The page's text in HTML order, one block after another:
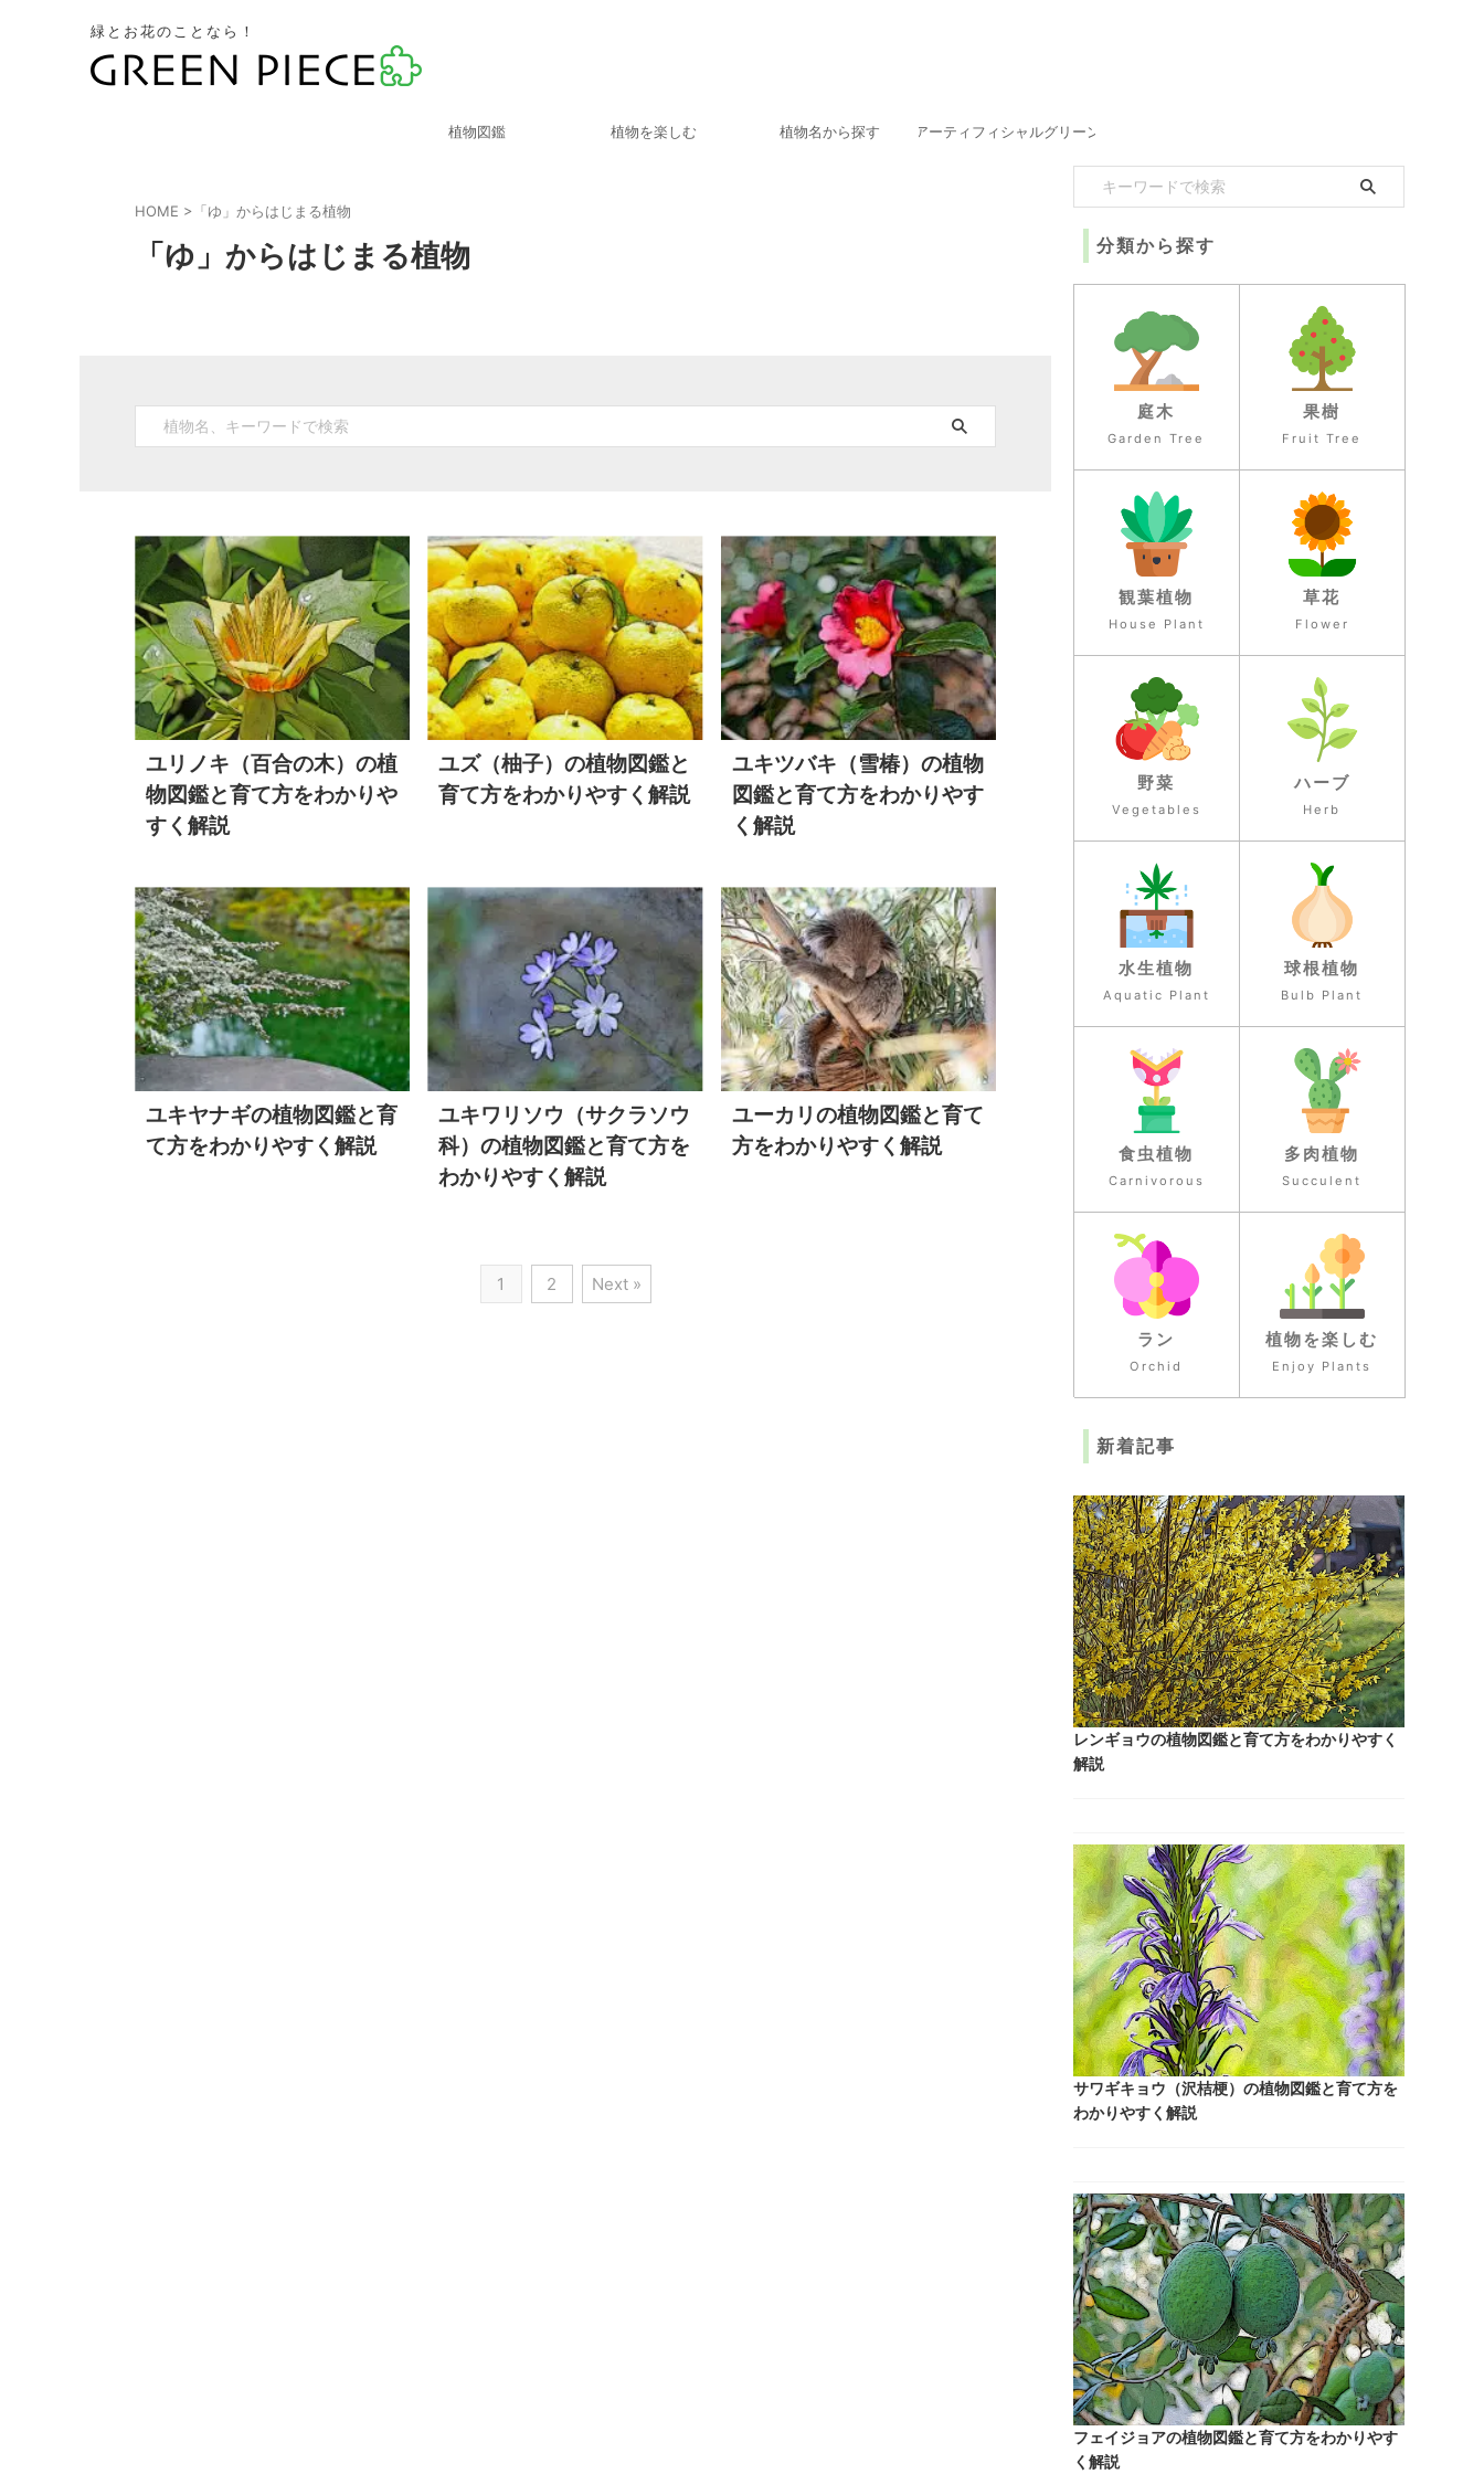
緑とお花のことなら！
植物図鑑 植物を楽しむ 植物名から探す アーティフィシャルグリーン
HOME > 「ゆ」からはじまる植物
「ゆ」からはじまる植物
ユリノキ（百合の木）の植
物図鑑と育て方をわかりや
すく解説
ユズ（柚子）の植物図鑑と
育て方をわかりやすく解説
ユキツバキ（雪椿）の植物
図鑑と育て方をわかりやす
く解説
ユキヤナギの植物図鑑と育
て方をわかりやすく解説
ユキワリソウ（サクラソウ
科）の植物図鑑と育て方を
わかりやすく解説
ユーカリの植物図鑑と育て
方をわかりやすく解説
1 2 Next »
分類から探す
庭木
Garden Tree
果樹
Fruit Tree
観葉植物
House Plant
草花
Flower
野菜
Vegetables
ハーブ
Herb
水生植物
Aquatic Plant
球根植物
Bulb Plant
食虫植物
Carnivorous
多肉植物
Succulent
ラン
Orchid
植物を楽しむ
Enjoy Plants
新着記事
レンギョウの植物図鑑と育て方をわかりやすく
解説
サワギキョウ（沢桔梗）の植物図鑑と育て方を
わかりやすく解説
フェイジョアの植物図鑑と育て方をわかりやす
く解説